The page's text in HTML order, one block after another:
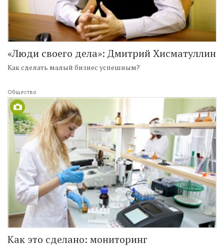
«Люди своего дела»: Дмитрий Хисматуллин
Как сделать малый бизнес успешным?
Общество
Как это сделано: мониторинг